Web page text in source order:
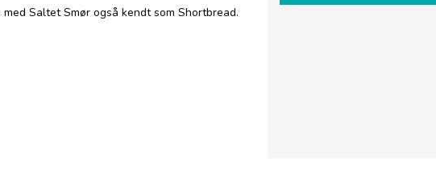
med Saltet Smør også kendt som Shortbread.